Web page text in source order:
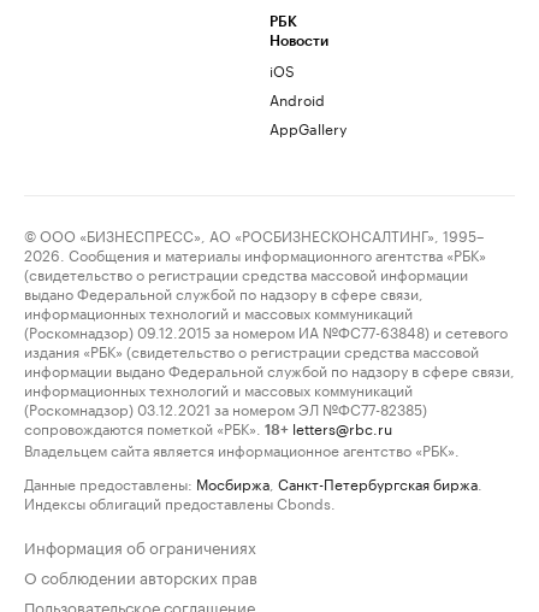
РБК
Новости
iOS
Android
AppGallery
© ООО «БИЗНЕСПРЕСС», АО «РОСБИЗНЕСКОНСАЛТИНГ», 1995–
2026. Сообщения и материалы информационного агентства «РБК»
(свидетельство о регистрации средства массовой информации
выдано Федеральной службой по надзору в сфере связи,
информационных технологий и массовых коммуникаций
(Роскомнадзор) 09.12.2015 за номером ИА №ФС77-63848) и сетевого
издания «РБК» (свидетельство о регистрации средства массовой
информации выдано Федеральной службой по надзору в сфере связи,
информационных технологий и массовых коммуникаций
(Роскомнадзор) 03.12.2021 за номером ЭЛ №ФС77-82385)
сопровождаются пометкой «РБК».
18+ letters@rbc.ru
Владельцем сайта является информационное агентство «РБК».
Данные предоставлены: Мосбиржа Санкт-Петербургская биржа
Индексы облигаций предоставлены Cbonds.
Информация об ограничениях
О соблюдении авторских прав
Пользовательское соглашение